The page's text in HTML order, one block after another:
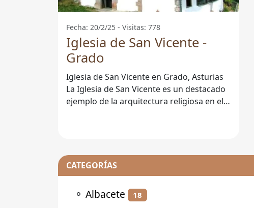
Fecha: 20/2/25 - Visitas: 778
Iglesia de San Vicente -
Grado
Iglesia de San Vicente en Grado, Asturias
La Iglesia de San Vicente es un destacado
ejemplo de la arquitectura religiosa en el
CATEGORÍAS
⚬ Albacete 18